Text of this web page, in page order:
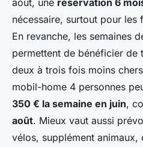
nécessaire, surtout pour les
En revanche, les semaines
permettent de bénéficier
deux à trois fois moins
mobil-home 4 personnes
350 € la semaine en juin,
août. Mieux vaut aussi
vélos, supplément animaux,